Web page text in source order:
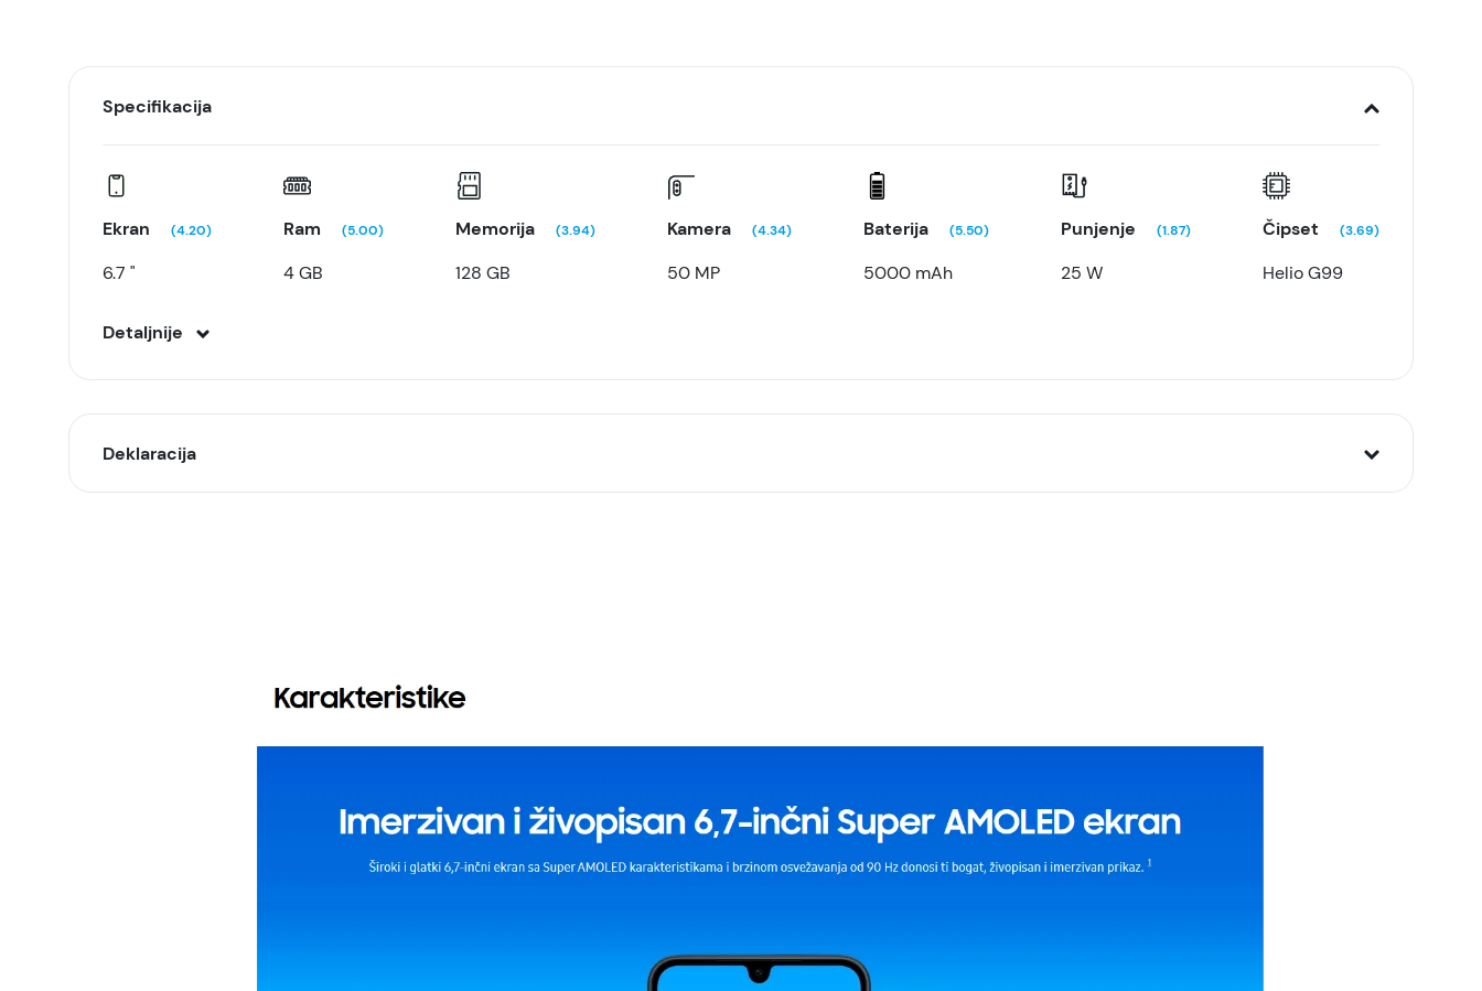
Specifikacija
Ekran (4.20)
6.7 "
Ram (5.00)
4 GB
Memorija (3.94)
128 GB
Kamera (4.34)
50 MP
Baterija (5.50)
5000 mAh
Punjenje (1.87)
25 W
Čipset (3.69)
Helio G99
Detaljnije
Deklaracija
Kina
uslove reklamacije i povrata pročitajte -ovde
Superfon doo se trudi da informacije i fotografije artikala budu što tačnije i detaljnije ali ne može da